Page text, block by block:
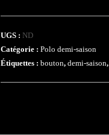
UGS : ND
Catégorie : Polo demi-saison
Étiquettes : bouton, demi-saison,